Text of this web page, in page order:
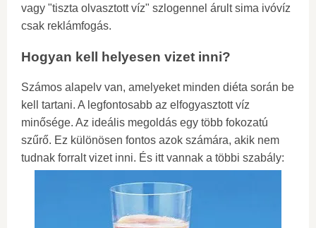
vagy "tiszta olvasztott víz" szlogennel árult sima ivóvíz
csak reklámfogás.
Hogyan kell helyesen vizet inni?
Számos alapelv van, amelyeket minden diéta során be
kell tartani. A legfontosabb az elfogyasztott víz
minősége. Az ideális megoldás egy több fokozatú
szűrő. Ez különösen fontos azok számára, akik nem
tudnak forralt vizet inni. És itt vannak a többi szabály: